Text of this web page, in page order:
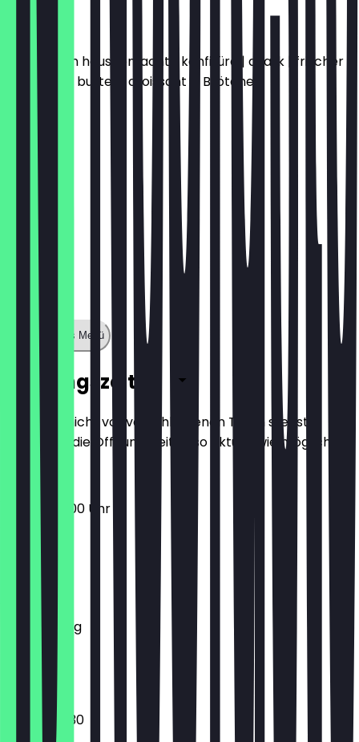
BRUXELLES
zwei sorten hausgemachte konfitüre | quark | frischer
obstsalat | butter | croissant & Brötchen
12,00 €
Zeige ganzes Menü
Öffnungszeiten
Damit du nicht vor verschlossenen Türen stehst,
halten wir die Öffnungszeiten so aktuell wie möglich.
08:00 - 18:00 Uhr
Montag
Donnerstag
Freitag
Samstag
Sonntag
08:00 - 18:30